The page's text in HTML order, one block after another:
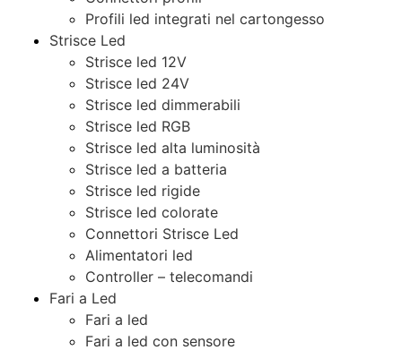
Profili led integrati nel cartongesso
Strisce Led
Strisce led 12V
Strisce led 24V
Strisce led dimmerabili
Strisce led RGB
Strisce led alta luminosità
Strisce led a batteria
Strisce led rigide
Strisce led colorate
Connettori Strisce Led
Alimentatori led
Controller – telecomandi
Fari a Led
Fari a led
Fari a led con sensore